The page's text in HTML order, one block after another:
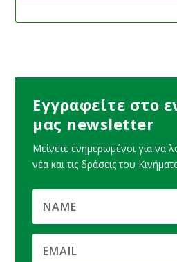
Εγγραφείτε στο
μας newsletter
Μείνετε ενημερωμένοι για να
νέα και τις δράσεις του